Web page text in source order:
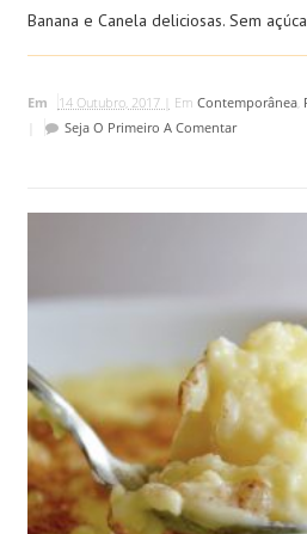
Banana e Canela deliciosas. Sem
Em 14 Outubro, 2017 | Em Contemporânea,
Seja O Primeiro A Comentar